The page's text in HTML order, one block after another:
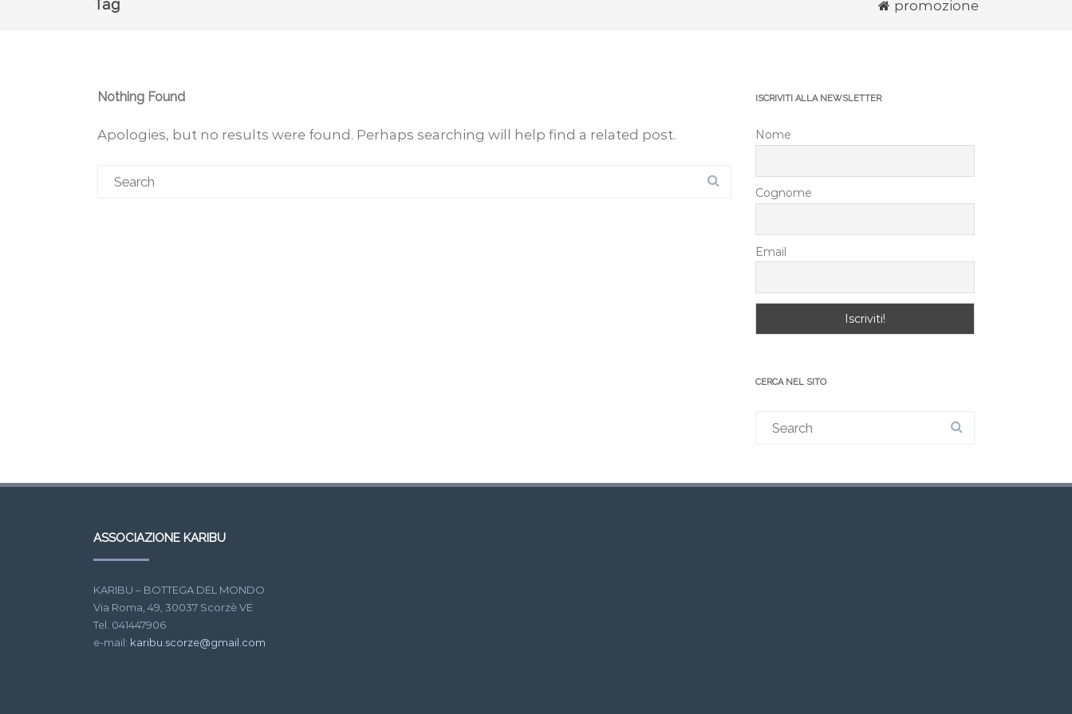
Tag promozione
Nothing Found
Apologies, but no results were found. Perhaps searching will help find a related post.
ISCRIVITI ALLA NEWSLETTER
Nome
Cognome
Email
CERCA NEL SITO
ASSOCIAZIONE KARIBU
KARIBU – BOTTEGA DEL MONDO
Via Roma, 49, 30037 Scorzè VE
Tel. 041447906
e-mail: karibu.scorze@gmail.com